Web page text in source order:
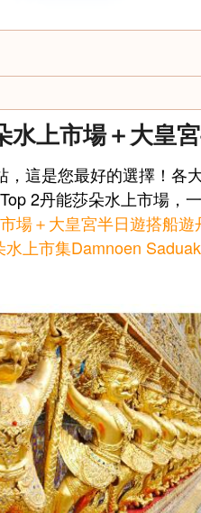
水上市場＋大皇
這是您最好的選擇！各
2丹能莎朵水上市場，
場＋大皇宮半日遊搭船
上市集Damnoen